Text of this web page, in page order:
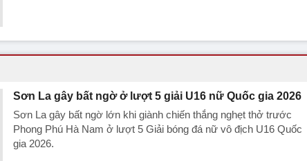
Sơn La gây bất ngờ ở lượt 5 giải U16 nữ Quốc gia 2026
Sơn La gây bất ngờ lớn khi giành chiến thắng nghẹt thở trước
Phong Phú Hà Nam ở lượt 5 Giải bóng đá nữ vô địch U16 Quốc
gia 2026.